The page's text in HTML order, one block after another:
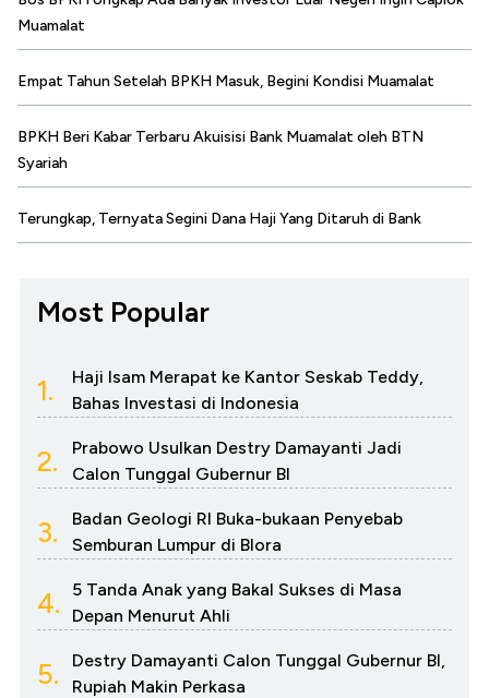
Muamalat
Empat Tahun Setelah BPKH Masuk, Begini Kondisi Muamalat
BPKH Beri Kabar Terbaru Akuisisi Bank Muamalat oleh BTN
Syariah
Terungkap, Ternyata Segini Dana Haji Yang Ditaruh di Bank
Most Popular
1.
Haji Isam Merapat ke Kantor Seskab Teddy,
Bahas Investasi di Indonesia
2.
Prabowo Usulkan Destry Damayanti Jadi
Calon Tunggal Gubernur BI
3.
Badan Geologi RI Buka-bukaan Penyebab
Semburan Lumpur di Blora
4.
5 Tanda Anak yang Bakal Sukses di Masa
Depan Menurut Ahli
5.
Destry Damayanti Calon Tunggal Gubernur BI,
Rupiah Makin Perkasa